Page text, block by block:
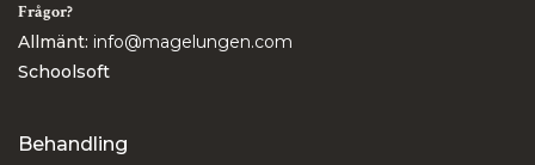
Frågor?
Allmänt: info@magelungen.com
Schoolsoft
Behandling